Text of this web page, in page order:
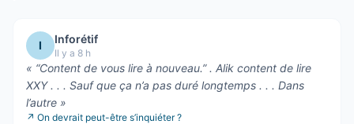
I Inforétif
Il y a 8 h
« “Content de vous lire à nouveau.” . Alik content de lire
XXY . . . Sauf que ça n’a pas duré longtemps . . . Dans
l’autre »
↗ On devrait peut-être s’inquiéter ?